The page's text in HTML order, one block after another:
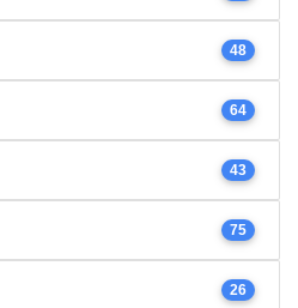
48
64
43
75
26